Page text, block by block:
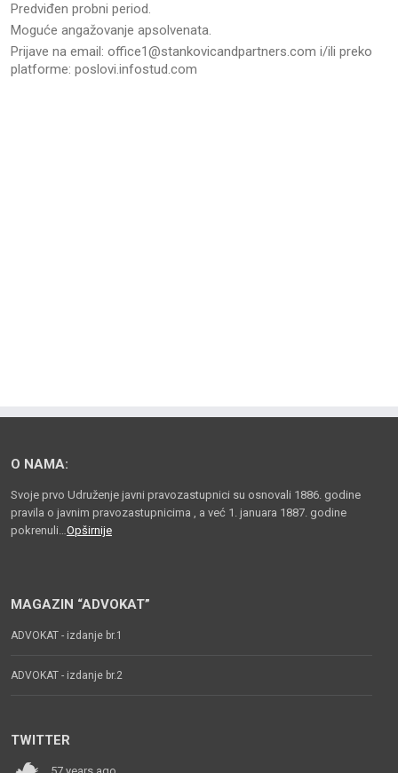
Predviđen probni period.
Moguće angažovanje apsolvenata.
Prijave na email: office1@stankovicandpartners.com i/ili preko
platforme: poslovi.infostud.com
O NAMA:
Svoje prvo Udruženje javni pravozastupnici su osnovali 1886. godine
pravila o javnim pravozastupnicima , a već 1. januara 1887. godine
pokrenuli…Opširnije
MAGAZIN “ADVOKAT”
ADVOKAT - izdanje br.1
ADVOKAT - izdanje br.2
TWITTER